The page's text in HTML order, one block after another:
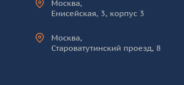
Москва,
Енисейская, 3, корпус 3
Москва,
Староватутинский проезд, 8